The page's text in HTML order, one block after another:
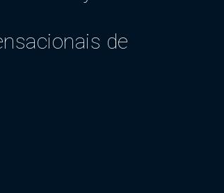
de